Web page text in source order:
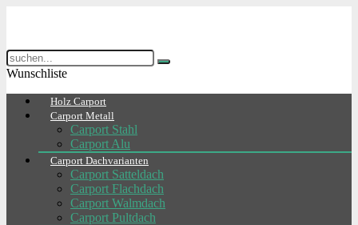
Wunschliste
Holz Carport
Carport Metall
Carport Stahl
Carport Alu
Carport Dachvarianten
Carport Satteldach
Carport Flachdach
Carport Walmdach
Carport Pultdach